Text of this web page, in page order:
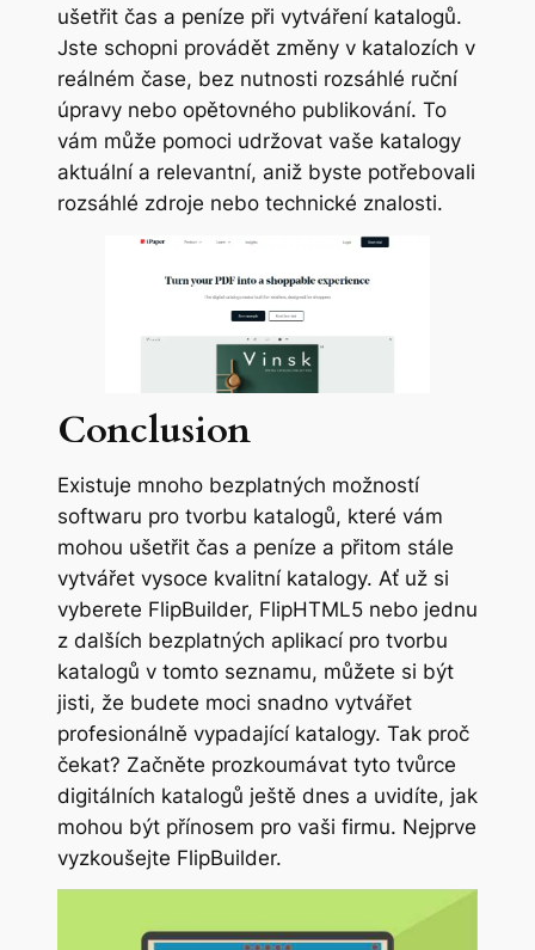
ušetřit čas a peníze při vytváření katalogů.
Jste schopni provádět změny v katalozích v
reálném čase, bez nutnosti rozsáhlé ruční
úpravy nebo opětovného publikování. To
vám může pomoci udržovat vaše katalogy
aktuální a relevantní, aniž byste potřebovali
rozsáhlé zdroje nebo technické znalosti.
Conclusion
Existuje mnoho bezplatných možností
softwaru pro tvorbu katalogů, které vám
mohou ušetřit čas a peníze a přitom stále
vytvářet vysoce kvalitní katalogy. Ať už si
vyberete FlipBuilder, FlipHTML5 nebo jednu
z dalších bezplatných aplikací pro tvorbu
katalogů v tomto seznamu, můžete si být
jisti, že budete moci snadno vytvářet
profesionálně vypadající katalogy. Tak proč
čekat? Začněte prozkoumávat tyto tvůrce
digitálních katalogů ještě dnes a uvidíte, jak
mohou být přínosem pro vaši firmu. Nejprve
vyzkoušejte FlipBuilder.